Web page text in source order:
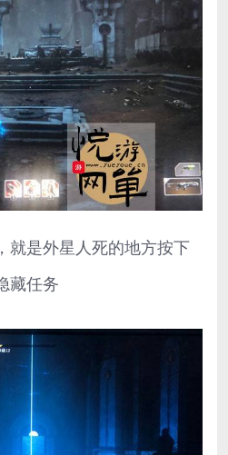
就是外星人死的地方按下
藏任务